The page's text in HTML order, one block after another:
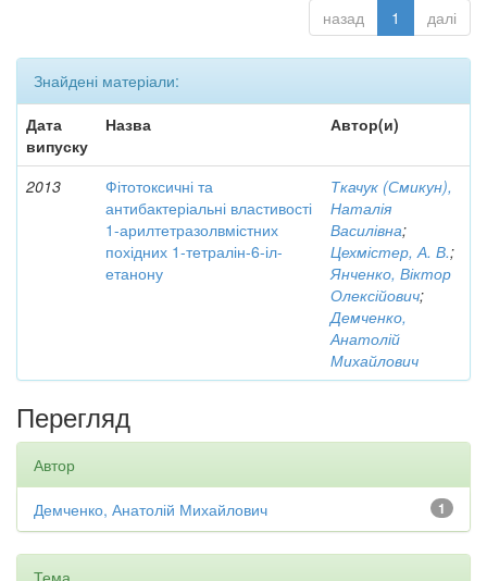
назад 1 далі
Знайдені матеріали:
Дата
випуску
Назва Автор(и)
2013
Фітотоксичні та
антибактеріальні властивості
1-арилтетразолвмістних
похідних 1-тетралін-6-іл-
етанону
Ткачук (Смикун),
Наталія
Василівна;
Цехмістер, А. В.;
Янченко, Віктор
Олексійович;
Демченко,
Анатолій
Михайлович
Перегляд
Автор
1
Демченко, Анатолій Михайлович
Тема